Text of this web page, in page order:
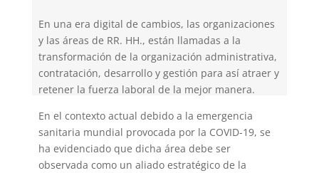
En una era digital de cambios, las organizaciones
y las áreas de RR. HH., están llamadas a la
transformación de la organización administrativa,
contratación, desarrollo y gestión para así atraer y
retener la fuerza laboral de la mejor manera.
En el contexto actual debido a la emergencia
sanitaria mundial provocada por la COVID-19, se
ha evidenciado que dicha área debe ser
observada como un aliado estratégico de la